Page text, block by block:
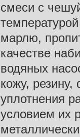
смеси с
марлю,
качестве
водяных
кожу,
уплотнения
условием их